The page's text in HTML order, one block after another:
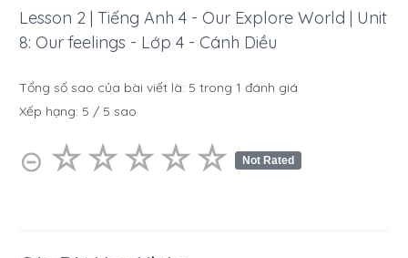
Lesson 2 | Tiếng Anh 4 - Our Explore World | Unit
8: Our feelings - Lớp 4 - Cánh Diều
Tổng số sao của bài viết là: 5 trong 1 đánh giá
Xếp hạng: 5 / 5 sao
⊝ ☆☆☆☆☆
★★★★★ Not Rated